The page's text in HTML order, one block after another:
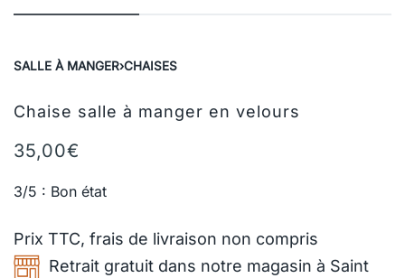
SALLE À MANGER›CHAISES
Chaise salle à manger en velours
35,00€
3/5 : Bon état
Prix TTC, frais de livraison non compris
Retrait gratuit dans notre magasin à Saint